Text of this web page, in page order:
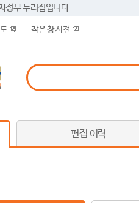
정부 누리집입니다.
작은 창 사전
편집 이력